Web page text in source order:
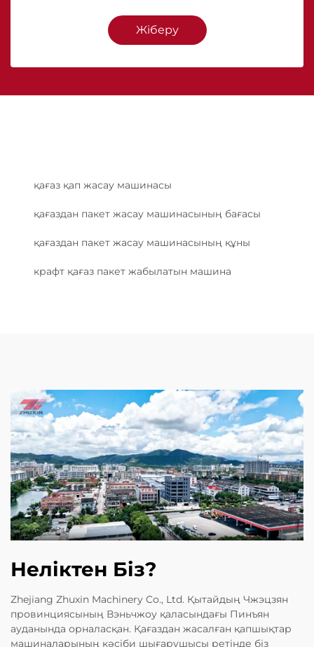
Жіберу
қағаз қап жасау машинасы
қағаздан пакет жасау машинасының бағасы
қағаздан пакет жасау машинасының құны
крафт қағаз пакет жабылатын машина
Неліктен Біз?
Zhejiang Zhuxin Machinery Co., Ltd. Қытайдың Чжэцзян
провинциясының Вэньчжоу қаласындағы Пинъян
ауданында орналасқан. Қағаздан жасалған қапшықтар
машиналарының кәсіби шығарушысы ретінде біз